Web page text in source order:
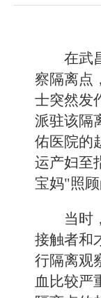
在武
察隔离点
士突然发
派驻该隔
佑医院的
运产妇至
宝妈"照顾
当时
接触者和
行隔离观
血比较严